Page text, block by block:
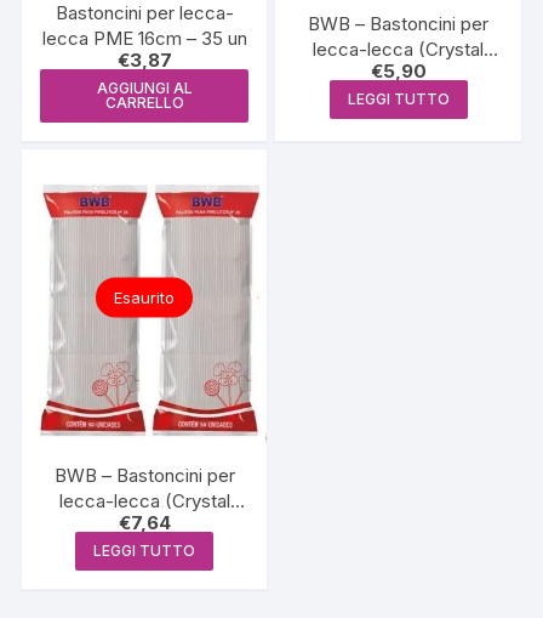
Bastoncini per lecca-
lecca PME 16cm – 35 un
€3,87
AGGIUNGI AL
CARRELLO
BWB – Bastoncini per
lecca-lecca (Crystal
Nº14) – Confezione 100
UND
€5,90
LEGGI TUTTO
Esaurito
BWB – Bastoncini per
lecca-lecca (Crystal
Nº28) – Confezione con
50 UND
€7,64
LEGGI TUTTO